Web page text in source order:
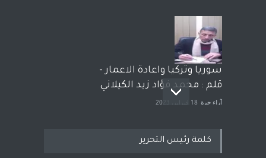
سوريا وتركيا واعادة الاعمار -
قلم : محمد فؤاد زيد الكيلاني
آراء حرة 18 فبراير، 2023
كلمة رئيس التحرير